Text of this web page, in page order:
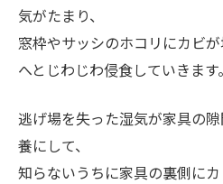
気がたまり、
窓枠やサッシのホコリにカビ
へとじわじわ侵食していきます。
逃げ場を失った湿気が家具の
養にして、
知らないうちに家具の裏側に